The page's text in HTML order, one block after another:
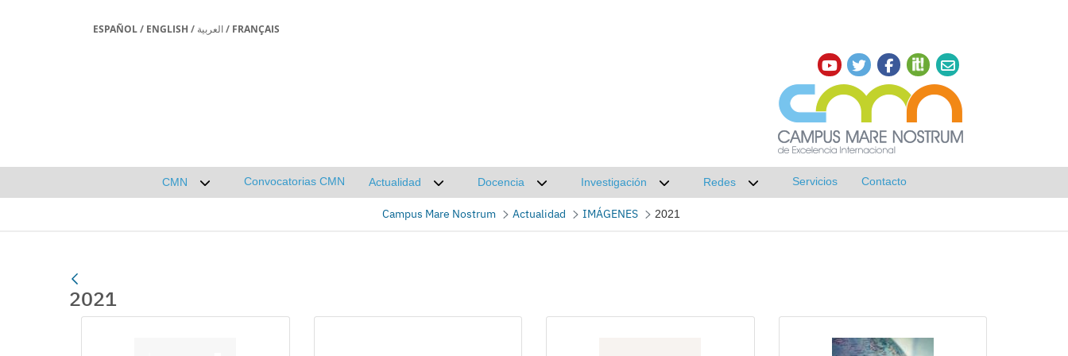
ESPAÑOL/ ENGLISH / العربية/ FRANÇAIS
CMN
Desplegar submenú de CMN
Convocatorias CMN
Actualidad
Desplegar submenú de Actualidad
Docencia
Desplegar submenú de Docencia
Investigación
Desplegar submenú de Investigación
Redes
Desplegar submenú de Redes
Servicios Contacto
Campus Mare Nostrum Actualidad IMÁGENES 2021
2021